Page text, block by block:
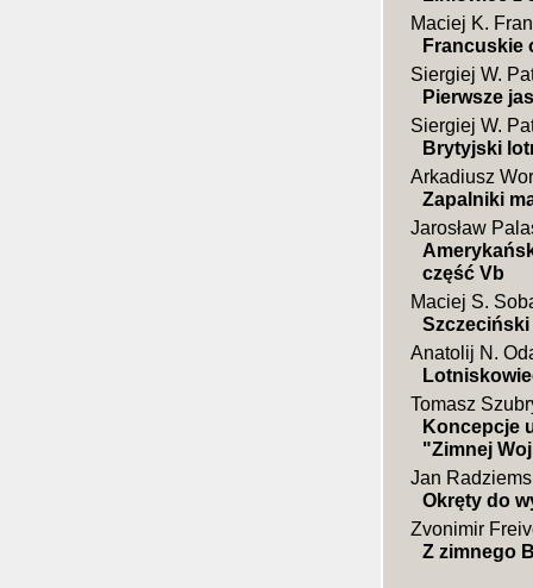
Maciej K.
Francuskie
Siergiej W.
Pierwsze
Siergiej W.
Brytyjski
Arkadiusz
Zapalniki
Jarosław
część Vb
Maciej S.
Anatolij N.
Tomasz
Koncepcje
"Zimnej
Jan
Okręty do
Zvonimir
Z zimnego